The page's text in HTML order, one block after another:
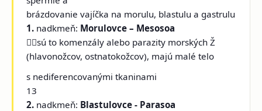
brázdovanie vajíčka na morulu, blastulu a gastrulu
1. nadkmeň: Morulovce – Mesosoa
sú to komenzály alebo parazity morských Ž
(hlavonožcov, ostnatokožcov), majú malé telo
s nediferencovanými tkaninami
13
2. nadkmeň: Blastulovce - Parasoa